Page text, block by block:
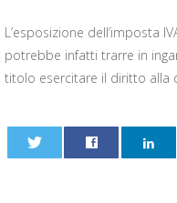
L’esposizione dell’imposta
potrebbe infatti trarre in
titolo esercitare il diritto alla